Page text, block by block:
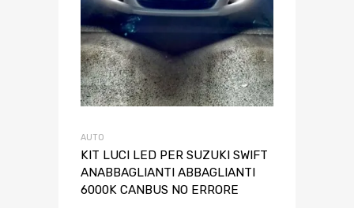
AUTO
KIT LUCI LED PER SUZUKI SWIFT
ANABBAGLIANTI ABBAGLIANTI
6000K CANBUS NO ERRORE